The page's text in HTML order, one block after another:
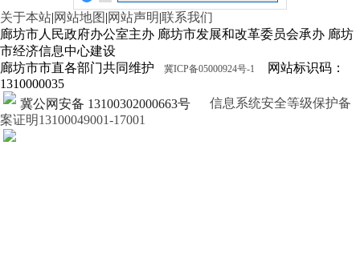
关于本站|网站地图 |网站声明|联系我们
廊坊市人民政府办公室主办 廊坊市发展和改革委员会承办 廊坊
市经济信息中心建设
廊坊市市直各部门共同维护
冀ICP备05000924号-1
网站标识码：
1310000035
冀公网安备 13100302000663号
信息系统安全等级保护备
案证明13100049001-17001